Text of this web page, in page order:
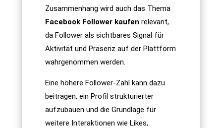
Zusammenhang wird auch das Thema
Facebook Follower kaufen relevant,
da Follower als sichtbares Signal für
Aktivität und Präsenz auf der Plattform
wahrgenommen werden.
Eine höhere Follower-Zahl kann dazu
beitragen, ein Profil strukturierter
aufzubauen und die Grundlage für
weitere Interaktionen wie Likes,